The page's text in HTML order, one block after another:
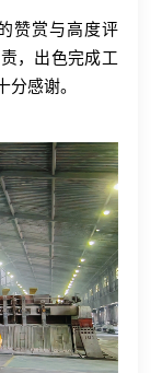
赞赏与高度评
，出色完成工
感谢。